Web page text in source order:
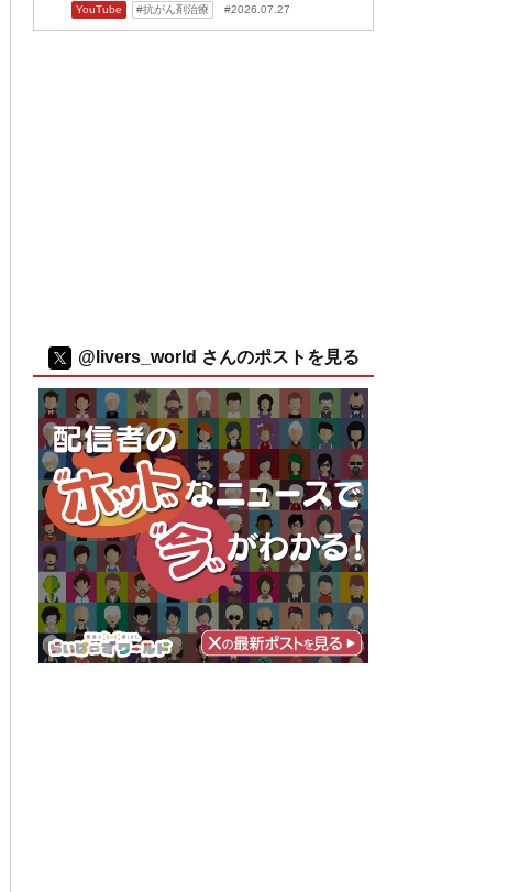
YouTube 抗がん剤治療 2026.07.27
@livers_world さんのポストを見る